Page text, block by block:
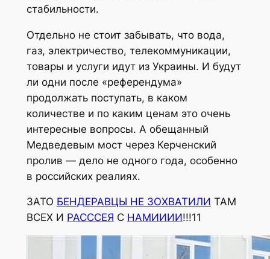
стабильности.
Отдельно не стоит забывать, что вода,
газ, электричество, телекоммуникации,
товары и услуги идут из Украины. И будут
ли одни после «референдума»
продолжать поступать, в каком
количестве и по каким ценам это очень
интересные вопросы. А обещанный
Медведевым мост через Керченский
пролив — дело не одного года, особенно
в российских реалиях.
ЗАТО БЕНДЕРАВЦЫ НЕ ЗОХВАТИЛИ ТАМ
ВСЕХ И РАСССЕЯ С НАМИИИИ!!!11